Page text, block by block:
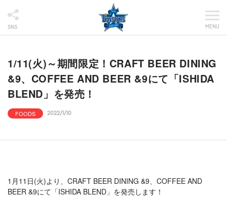
SNS MENU
1/11(火)～期間限定！CRAFT BEER DINING
&9、COFFEE AND BEER &9にて「ISHIDA
BLEND」を発売！
FOODS 2022/1/10
1月11日(火)より、CRAFT BEER DINING &9、COFFEE AND
BEER &9にて「ISHIDA BLEND」を発売します！